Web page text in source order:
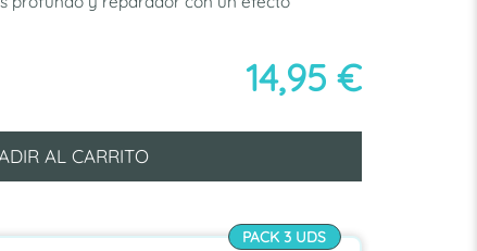
14,95 €
AL CARRITO
PACK 3 UDS